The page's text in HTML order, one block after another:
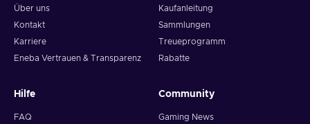
Über uns
Kontakt
Karriere
Eneba Vertrauen & Transparenz
Kaufanleitung
Sammlungen
Treueprogramm
Rabatte
Hilfe
FAQ
Community
Gaming News